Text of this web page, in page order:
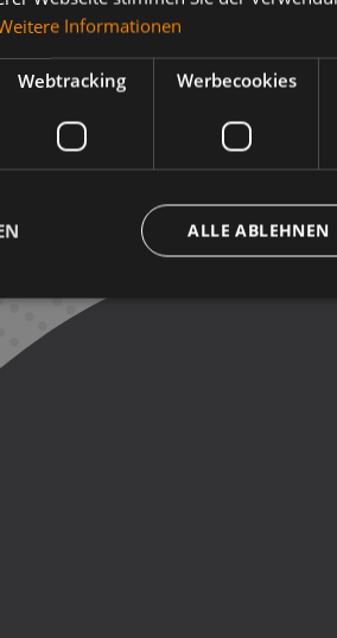
Informationen
Webtracking Werbecookies
ALLE ABLEHNEN